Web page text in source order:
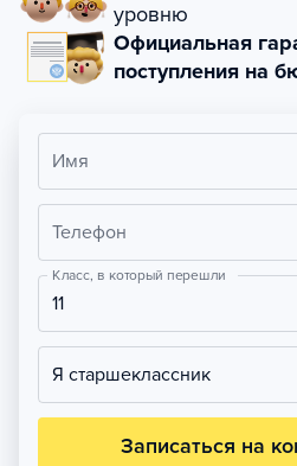
уровню
Официальная
поступления на
Имя
Телефон
Класс, в который перешли
11
Я старшеклассник
Записаться на